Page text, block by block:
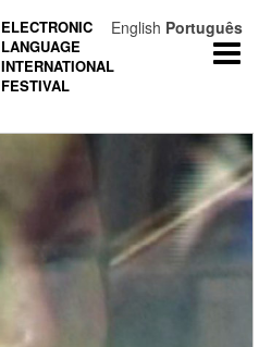
ELECTRONIC
LANGUAGE
INTERNATIONAL
FESTIVAL
English Português